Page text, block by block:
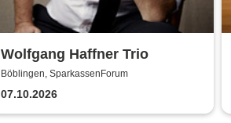
Wolfgang Haffner Trio
Böblingen, SparkassenForum
07.10.2026